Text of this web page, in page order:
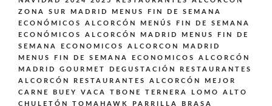
ZONA SUR MADRID
MENUS FIN DE SEMANA
ECONÓMICOS ALCORCÓN
MENÚS FIN DE SEMANA
ECONÓMICOS ALCORCÓN MADRID
MENUS FIN DE
SEMANA ECONOMICOS ALCORCON MADRID
MENUS FIN DE SEMANA ECONOMICOS ALCORCÓN
MADRID GOURMET DEGUSTACIÓN
RESTAURANTES
ALCORCÓN
RESTAURANTES ALCORCÓN MEJOR
CARNE BUEY VACA TBONE TERNERA LOMO ALTO
CHULETÓN TOMAHAWK PARRILLA BRASA